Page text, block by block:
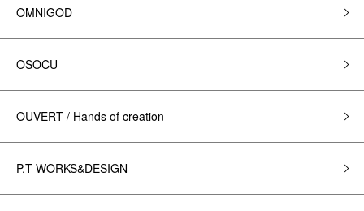
OMNIGOD
OSOCU
OUVERT / Hands of creation
P.T WORKS&DESIGN